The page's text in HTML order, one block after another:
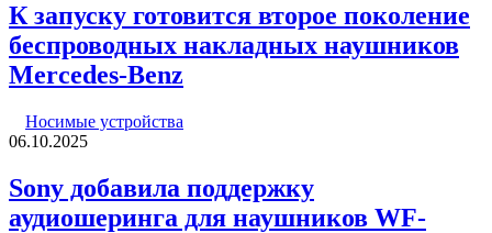
К запуску готовится второе поколение
беспроводных накладных наушников
Mercedes-Benz
Носимые устройства
06.10.2025
Sony добавила поддержку
аудиошеринга для наушников WF-